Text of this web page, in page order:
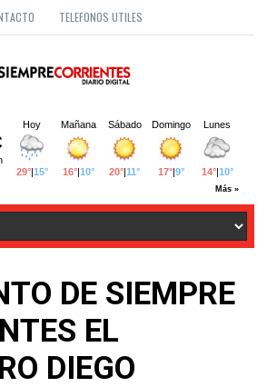
TELEFONOS UTILES
DE SIEMPRE
EL
DIEGO